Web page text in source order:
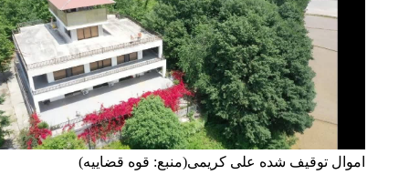
اموال توقیف شده علی کریمی(منبع: قوه قضاییه)